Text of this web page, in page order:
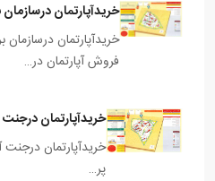
33346
4
250متر
آپارتمان
خریدآپارتمان درسازمان
خریدآپارتمان
فروش آپارتمان در…
خریدآپارتمان درجنت
خریدآپارتمان
پر…